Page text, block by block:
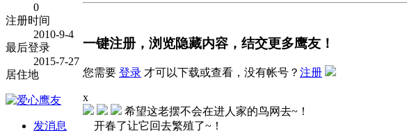
0
注册时间
2010-9-4
最后登录
2015-7-27
居住地
发消息
一键注册，浏览隐藏内容，结交更多鹰友！
您需要 登录 才可以下载或查看，没有帐号？ 注册
x
希望这老摆不会在进人家的鸟网去~！
开春了让它回去繁殖了~！